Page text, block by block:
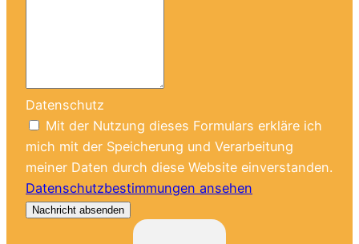
Datenschutz
Mit der Nutzung dieses Formulars erkläre ich
mich mit der Speicherung und Verarbeitung
meiner Daten durch diese Website einverstanden.
Datenschutzbestimmungen ansehen
Nachricht absenden